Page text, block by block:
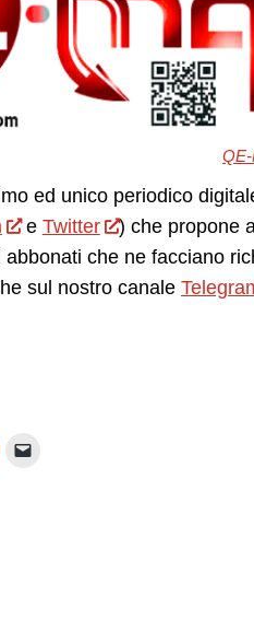
ed unico periodico
e Twitter
) che propone
che ne facciano
sul nostro canale